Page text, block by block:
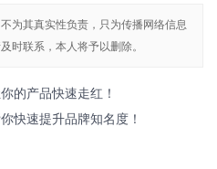
为其真实性负责，只为传播网络信息
时联系，本人将予以删除。
的产品快速走红！
快速提升品牌知名度！